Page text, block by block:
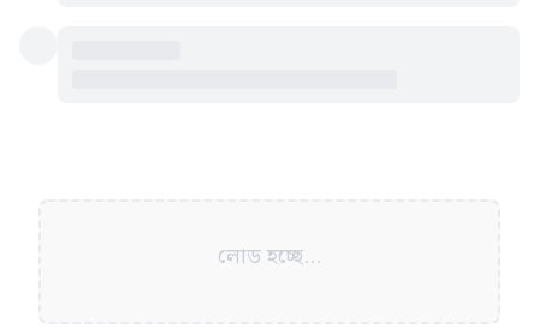
লোড হচ্ছে...